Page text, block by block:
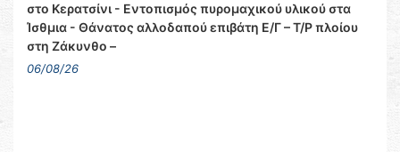
στο Κερατσίνι - Εντοπισμός πυρομαχικού υλικού στα
Ίσθμια - Θάνατος αλλοδαπού επιβάτη Ε/Γ – Τ/Ρ πλοίου
στη Ζάκυνθο –
06/08/26